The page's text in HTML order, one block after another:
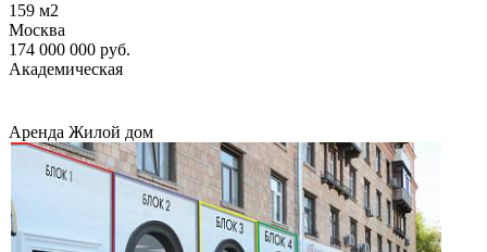
159 м2
Москва
174 000 000 руб.
Академическая
Аренда Жилой дом